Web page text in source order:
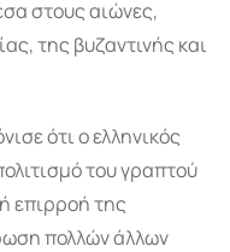
στους αιώνες,
της βυζαντινής και
ότι ο ελληνικός
του γραπτού
επιρροή της
πολλών άλλων